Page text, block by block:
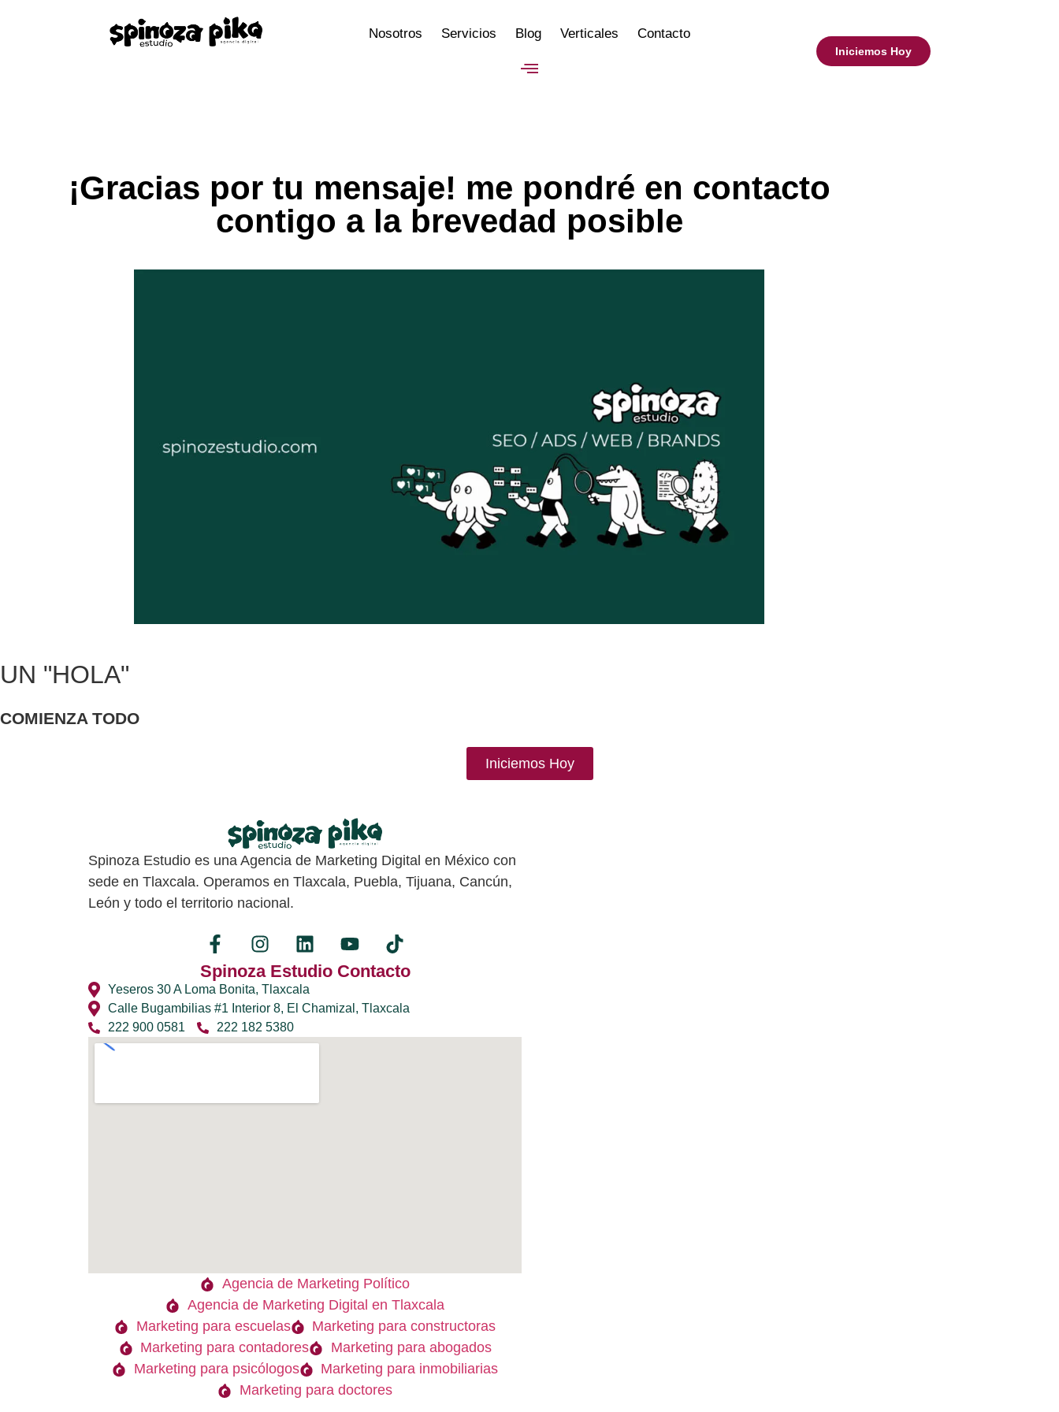
Nosotros Servicios Blog Verticales Contacto
Iniciemos Hoy
¡Gracias por tu mensaje! me pondré en contacto
contigo a la brevedad posible
UN "HOLA"
COMIENZA TODO
Iniciemos Hoy
Spinoza Estudio es una Agencia de Marketing Digital en México con
sede en Tlaxcala. Operamos en Tlaxcala, Puebla, Tijuana, Cancún,
León y todo el territorio nacional.
Spinoza Estudio Contacto
Yeseros 30 A Loma Bonita, Tlaxcala
Calle Bugambilias #1 Interior 8, El Chamizal, Tlaxcala
222 900 0581
222 182 5380
Agencia de Marketing Político
Agencia de Marketing Digital en Tlaxcala
Marketing para escuelas
Marketing para constructoras
Marketing para contadores
Marketing para abogados
Marketing para psicólogos
Marketing para inmobiliarias
Marketing para doctores